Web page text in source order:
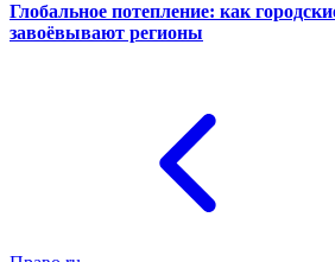
Глобальное потепление: как
завоёвывают регионы